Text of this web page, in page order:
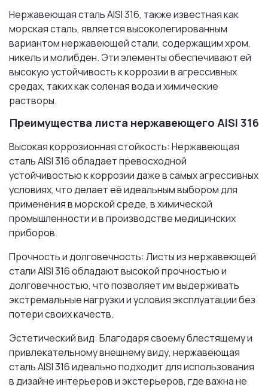
Нержавеющая сталь AISI 316, также известная как
морская сталь, является высоколегированным
вариантом нержавеющей стали, содержащим хром,
никель и молибден. Эти элементы обеспечивают ей
высокую устойчивость к коррозии в агрессивных
средах, таких как соленая вода и химические
растворы.
Преимущества листа нержавеющего AISI 316
Высокая коррозионная стойкость: Нержавеющая
сталь AISI 316 обладает превосходной
устойчивостью к коррозии даже в самых агрессивных
условиях, что делает её идеальным выбором для
применения в морской среде, в химической
промышленности и в производстве медицинских
приборов.
Прочность и долговечность: Листы из нержавеющей
стали AISI 316 обладают высокой прочностью и
долговечностью, что позволяет им выдерживать
экстремальные нагрузки и условия эксплуатации без
потери своих качеств.
Эстетический вид: Благодаря своему блестящему и
привлекательному внешнему виду, нержавеющая
сталь AISI 316 идеально подходит для использования
в дизайне интерьеров и экстерьеров, где важна не